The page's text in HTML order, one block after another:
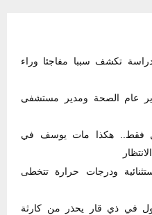
تكشف سببا مفاجئا وراء
عام الصحة ومدير مستشفى
فقط.. هكذا مات يوسف في
ودرجات حرارة تتخطى
في ذي قار يحذر من كارثة